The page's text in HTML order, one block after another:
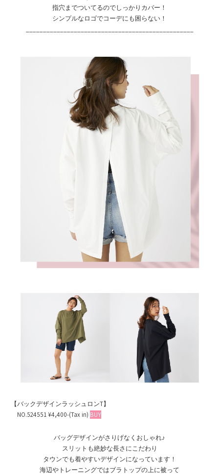
指穴までついてるのでしっかりカバー！
シンプルなロゴでコーデにも困らない！
【バックデザインラッシュロンT】
NO.524551 ¥4,400-(Tax in) BUY
バッグデザインがさりげなくおしゃれ♪
スリットも絶妙な長さにこだわり
タウンでも着やすいデザインになっています！
海辺やトレーニングではブラトップの上に被って